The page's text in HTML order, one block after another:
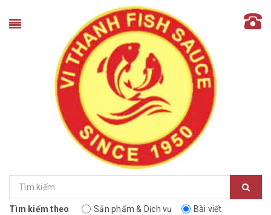
Tìm kiếm theo Sản phẩm & Dịch vụ Bài viết